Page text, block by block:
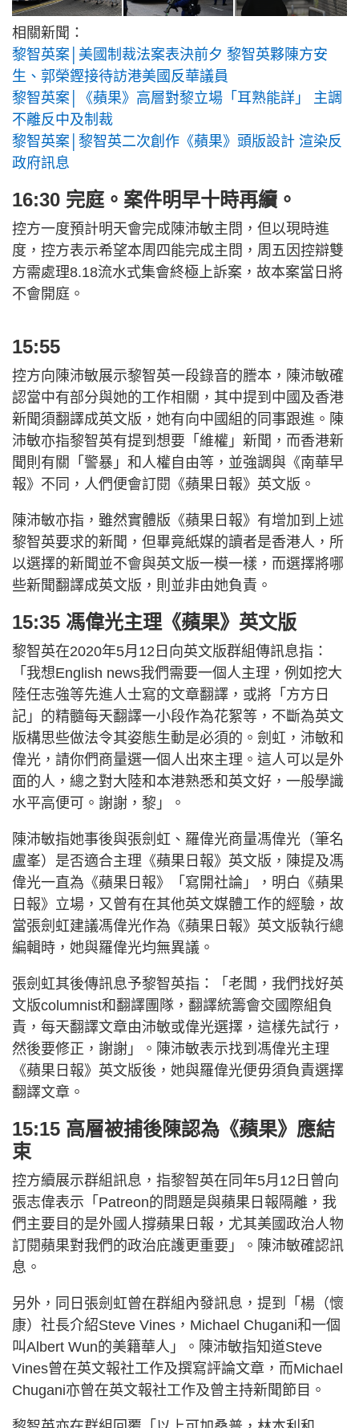
相關新聞：
黎智英案│美國制裁法案表決前夕 黎智英夥陳方安
生、郭榮鏗接待訪港美國反華議員
黎智英案│《蘋果》高層對黎立場「耳熟能詳」 主調
不離反中及制裁
黎智英案│黎智英二次創作《蘋果》頭版設計 渲染反
政府訊息
16:30 完庭。案件明早十時再續。
控方一度預計明天會完成陳沛敏主問，但以現時進
度，控方表示希望本周四能完成主問，周五因控辯雙
方需處理8.18流水式集會終極上訴案，故本案當日將
不會開庭。
15:55
控方向陳沛敏展示黎智英一段錄音的謄本，陳沛敏確
認當中有部分與她的工作相關，其中提到中國及香港
新聞須翻譯成英文版，她有向中國組的同事跟進。陳
沛敏亦指黎智英有提到想要「維權」新聞，而香港新
聞則有關「警暴」和人權自由等，並強調與《南華早
報》不同，人們便會訂閱《蘋果日報》英文版。
陳沛敏亦指，雖然實體版《蘋果日報》有增加到上述
黎智英要求的新聞，但畢竟紙媒的讀者是香港人，所
以選擇的新聞並不會與英文版一模一樣，而選擇將哪
些新聞翻譯成英文版，則並非由她負責。
15:35 馮偉光主理《蘋果》英文版
黎智英在2020年5月12日向英文版群組傳訊息指：
「我想English news我們需要一個人主理，例如挖大
陸任志強等先進人士寫的文章翻譯，或將「方方日
記」的精髓每天翻譯一小段作為花絮等，不斷為英文
版構思些做法令其姿態生動是必須的。劍虹，沛敏和
偉光，請你們商量選一個人出來主理。這人可以是外
面的人，總之對大陸和本港熟悉和英文好，一般學識
水平高便可。謝謝，黎」。
陳沛敏指她事後與張劍虹、羅偉光商量馮偉光（筆名
盧峯）是否適合主理《蘋果日報》英文版，陳提及馮
偉光一直為《蘋果日報》「寫開社論」，明白《蘋果
日報》立場，又曾有在其他英文媒體工作的經驗，故
當張劍虹建議馮偉光作為《蘋果日報》英文版執行總
編輯時，她與羅偉光均無異議。
張劍虹其後傳訊息予黎智英指：「老闆，我們找好英
文版columnist和翻譯團隊，翻譯統籌會交國際組負
責，每天翻譯文章由沛敏或偉光選擇，這樣先試行，
然後要修正，謝謝」。陳沛敏表示找到馮偉光主理
《蘋果日報》英文版後，她與羅偉光便毋須負責選擇
翻譯文章。
15:15 高層被捕後陳認為《蘋果》應結
束
控方續展示群組訊息，指黎智英在同年5月12日曾向
張志偉表示「Patreon的問題是與蘋果日報隔離，我
們主要目的是外國人撐蘋果日報，尤其美國政治人物
訂閱蘋果對我們的政治庇護更重要」。陳沛敏確認訊
息。
另外，同日張劍虹曾在群組內發訊息，提到「楊（懷
康）社長介紹Steve Vines，Michael Chugani和一個
叫Albert Wun的美籍華人」。陳沛敏指知道Steve
Vines曾在英文報社工作及撰寫評論文章，而Michael
Chugani亦曾在英文報社工作及曾主持新聞節目。